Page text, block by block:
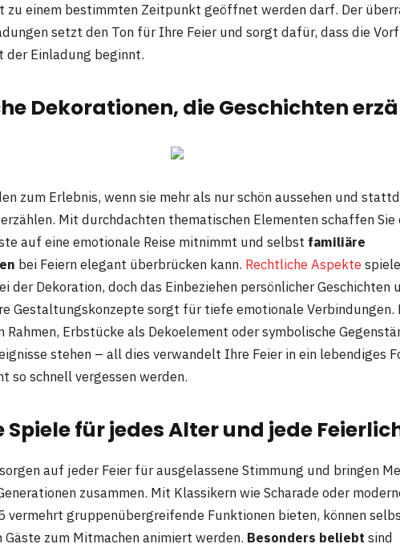
zu einem bestimmten Zeitpunkt geöffnet werden darf. Der
setzt den Ton für Ihre Feier und sorgt dafür, dass die
der Einladung beginnt.
Dekorationen, die Geschichten
zum Erlebnis, wenn sie mehr als nur schön aussehen und
Mit durchdachten thematischen Elementen schaffen Sie
auf eine emotionale Reise mitnimmt und selbst familiäre
bei Feiern elegant überbrücken kann. Rechtliche Aspekte
der Dekoration, doch das Einbeziehen persönlicher Geschichten
Gestaltungskonzepte sorgt für tiefe emotionale Verbindungen.
Erbstücke als Dekoelement oder symbolische
stehen – all dies verwandelt Ihre Feier in ein lebendiges
so schnell vergessen werden.
für jedes Alter und jede
auf jeder Feier für ausgelassene Stimmung und bringen
zusammen. Mit Klassikern wie Scharade oder
vermehrt gruppenübergreifende Funktionen bieten, können
zum Mitmachen animiert werden. Besonders beliebt sind